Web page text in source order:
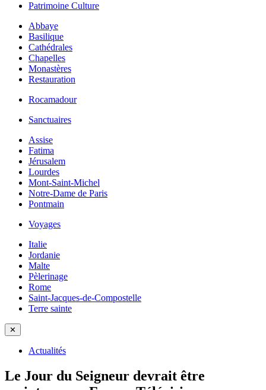
Patrimoine Culture
Abbaye
Basilique
Cathédrales
Chapelles
Monastères
Restauration
Rocamadour
Sanctuaires
Assise
Fatima
Jérusalem
Lourdes
Mont-Saint-Michel
Notre-Dame de Paris
Pontmain
Voyages
Italie
Jordanie
Malte
Pèlerinage
Rome
Saint-Jacques-de-Compostelle
Terre sainte
✕
Actualités
Le Jour du Seigneur devrait être